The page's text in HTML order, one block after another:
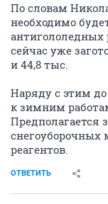
По словам
необходимо
антигололедных
сейчас уже
и 44,8 тыс.
Наряду с этим до
к зимним
Предполагается
снегоуборочных
реагентов.
ОТВЕТИТЬ